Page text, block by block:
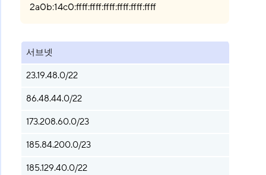
2a0b:14c0:ffff:ffff:ffff:ffff:ffff:ffff
서브넷
23.19.48.0/22
86.48.44.0/22
173.208.60.0/23
185.84.200.0/23
185.129.40.0/22